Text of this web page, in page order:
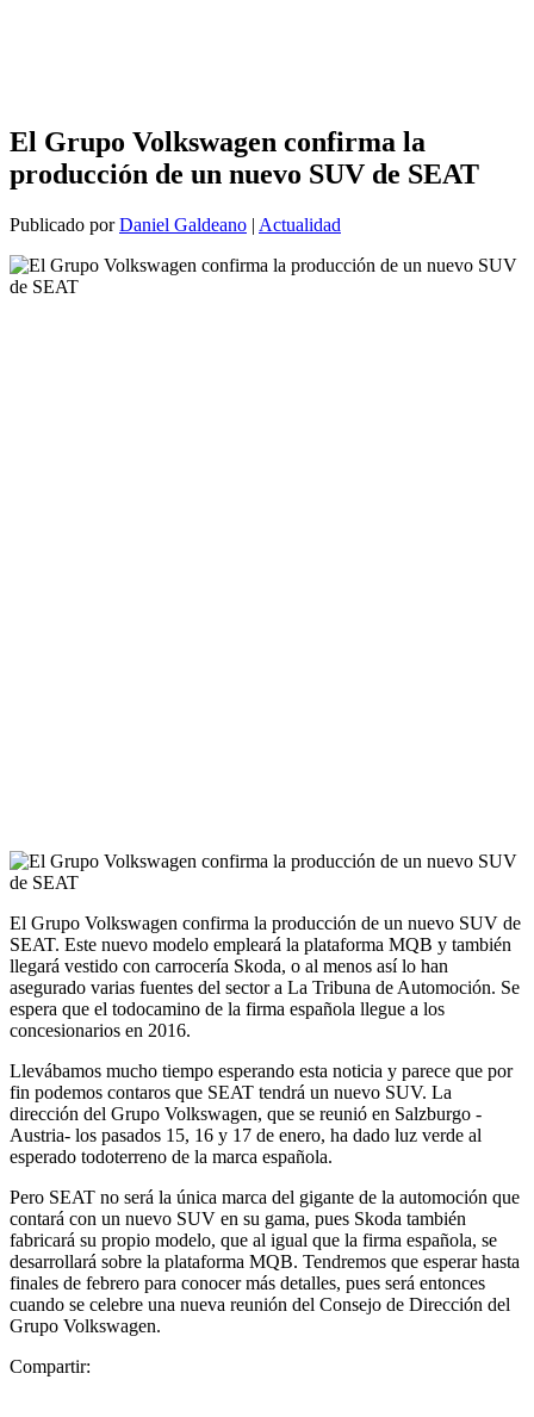
El Grupo Volkswagen confirma la
producción de un nuevo SUV de SEAT
Publicado porDaniel Galdeano | Actualidad
El Grupo Volkswagen confirma la producción de un nuevo SUV de
SEAT. Este nuevo modelo empleará la plataforma MQB y también
llegará vestido con carrocería Skoda, o al menos así lo han
asegurado varias fuentes del sector a La Tribuna de Automoción. Se
espera que el todocamino de la firma española llegue a los
concesionarios en 2016.
Llevábamos mucho tiempo esperando esta noticia y parece que por
fin podemos contaros que SEAT tendrá un nuevo SUV. La
dirección del Grupo Volkswagen, que se reunió en Salzburgo -
Austria- los pasados 15, 16 y 17 de enero, ha dado luz verde al
esperado todoterreno de la marca española.
Pero SEAT no será la única marca del gigante de la automoción que
contará con un nuevo SUV en su gama, pues Skoda también
fabricará su propio modelo, que al igual que la firma española, se
desarrollará sobre la plataforma MQB. Tendremos que esperar hasta
finales de febrero para conocer más detalles, pues será entonces
cuando se celebre una nueva reunión del Consejo de Dirección del
Grupo Volkswagen.
Compartir: